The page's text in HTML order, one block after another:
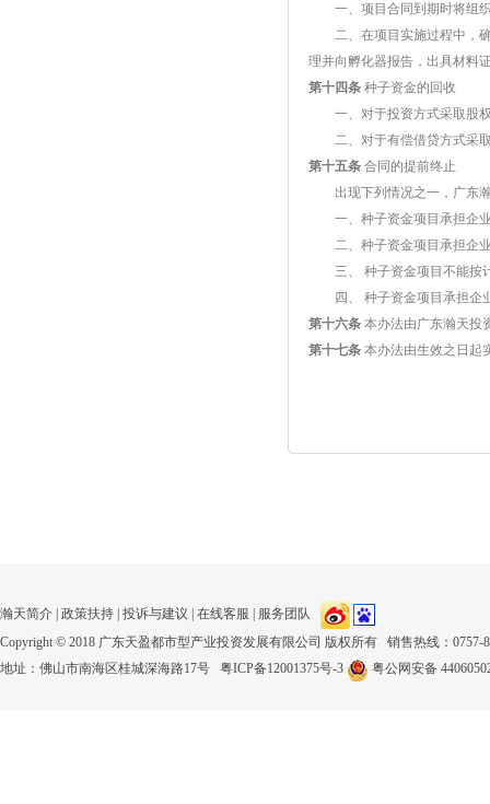
一、项目合同到期时将组织
二、在项目实施过程中，确
理并向孵化器报告，出具材料
第十四条种子资金的回收
一、对于投资方式采取股权
二、对于有偿借贷方式采取
第十五条 合同的提前终止
出现下列情况之一，广东瀚
一、种子资金项目承担企业
二、种子资金项目承担企业
三、 种子资金项目不能按
四、 种子资金项目承担企
第十六条本办法由广东瀚天投
第十七条本办法由生效之日起
瀚天简介 政策扶持 投诉与建议 在线客服
服务团队
Copyright © 2018 广东天盈都市型产业投资发展有限公司 版权所有 销售热线：0757-
地址：佛山市南海区桂城深海路17号 粤ICP备12001375号-3 粤公网安备